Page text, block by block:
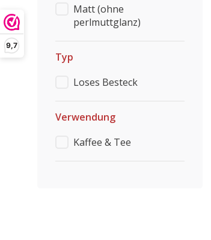
9,7
Matt (ohne
perlmuttglanz)
Typ
Loses Besteck
Verwendung
Kaffee & Tee